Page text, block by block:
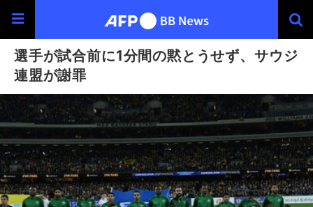
選手が試合前に1分間の黙とうせず、サウジ
連盟が謝罪